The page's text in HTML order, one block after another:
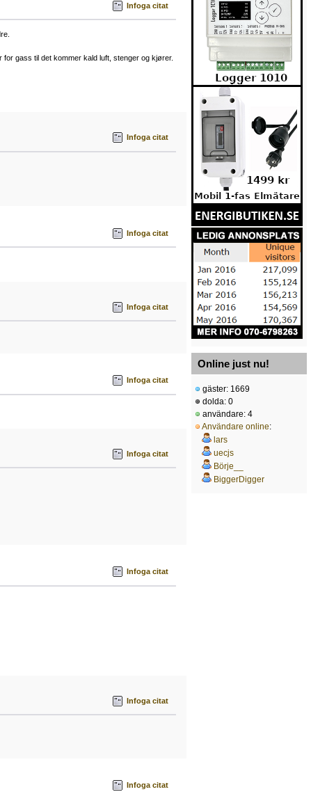
Infoga citat
gass til det kommer kald luft, stenger og kjører.
Infoga citat
Infoga citat
Infoga citat
Infoga citat
Infoga citat
Infoga citat
Infoga citat
Infoga citat
Online just nu!
gäster: 1669
dolda: 0
användare: 4
Användare online:
lars
uecjs
Börje__
BiggerDigger